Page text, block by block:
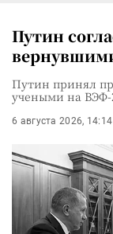
Путин
Путин принял
учеными на ВЭФ-
6 августа 2026, 14:14